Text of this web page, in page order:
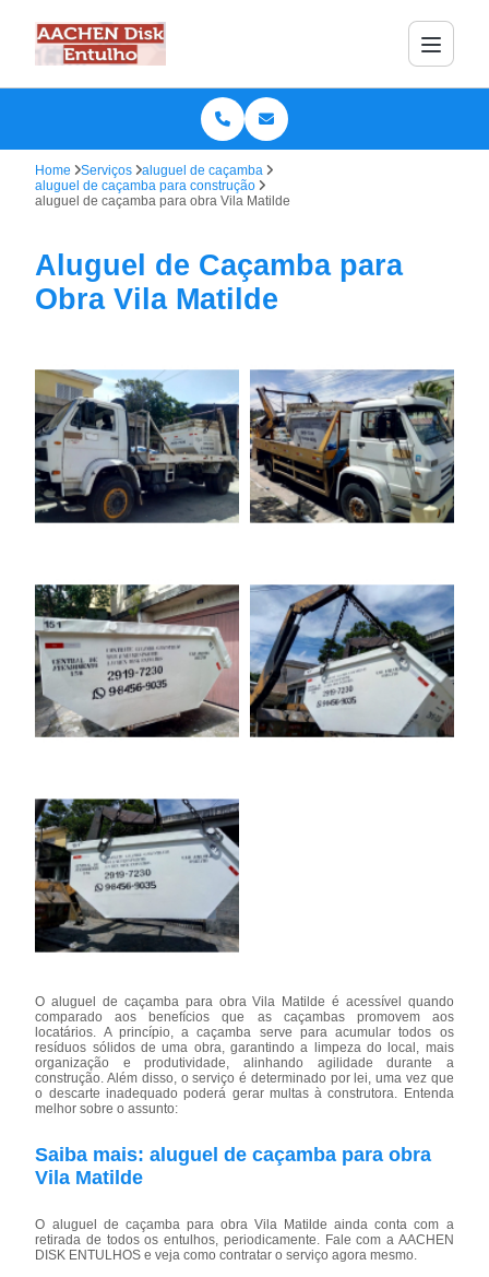
Home Serviços
aluguel de caçamba
aluguel de caçamba para construção
aluguel de caçamba para obra Vila Matilde
Aluguel de Caçamba para
Obra Vila Matilde
O aluguel de caçamba para obra Vila Matilde é acessível quando
comparado aos benefícios que as caçambas promovem aos
locatários. A princípio, a caçamba serve para acumular todos os
resíduos sólidos de uma obra, garantindo a limpeza do local, mais
organização e produtividade, alinhando agilidade durante a
construção. Além disso, o serviço é determinado por lei, uma vez que
o descarte inadequado poderá gerar multas à construtora. Entenda
melhor sobre o assunto:
Saiba mais: aluguel de caçamba para obra
Vila Matilde
O aluguel de caçamba para obra Vila Matilde ainda conta com a
retirada de todos os entulhos, periodicamente. Fale com a AACHEN
DISK ENTULHOS e veja como contratar o serviço agora mesmo.